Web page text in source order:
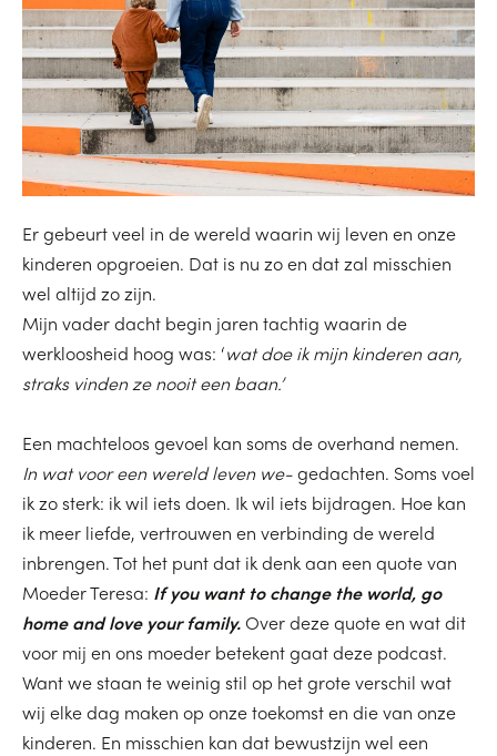
Er gebeurt veel in de wereld waarin wij leven en onze
kinderen opgroeien. Dat is nu zo en dat zal misschien
wel altijd zo zijn.
Mijn vader dacht begin jaren tachtig waarin de
werkloosheid hoog was: ‘wat doe ik mijn kinderen aan,
straks vinden ze nooit een baan.’
Een machteloos gevoel kan soms de overhand nemen.
In wat voor een wereld leven we-gedachten. Soms voel
ik zo sterk: ik wil iets doen. Ik wil iets bijdragen. Hoe kan
ik meer liefde, vertrouwen en verbinding de wereld
inbrengen. Tot het punt dat ik denk aan een quote van
Moeder Teresa: If you want to change the world, go
home and love your family.Over deze quote en wat dit
voor mij en ons moeder betekent gaat deze podcast.
Want we staan te weinig stil op het grote verschil wat
wij elke dag maken op onze toekomst en die van onze
kinderen. En misschien kan dat bewustzijn wel een